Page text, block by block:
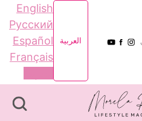
العربية
English
Русский
Español
Français